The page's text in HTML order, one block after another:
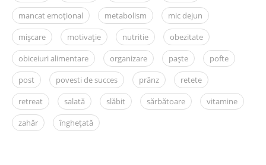
mancat emoțional
metabolism
mic dejun
mișcare
motivație nutritie
obezitate
obiceiuri alimentare
organizare paște
pofte
post
povesti de succes prânz
retete
retreat
salată slăbit sărbătoare
vitamine
zahăr
înghețată